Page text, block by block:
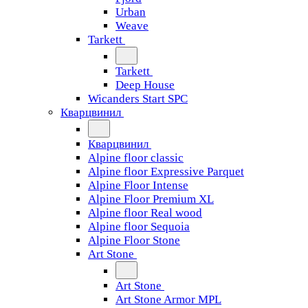
Urban
Weave
Tarkett
Tarkett
Deep House
Wicanders Start SPC
Кварцвинил
Кварцвинил
Alpine floor classic
Alpine floor Expressive Parquet
Alpine Floor Intense
Alpine Floor Premium XL
Alpine floor Real wood
Alpine floor Sequoia
Alpine Floor Stone
Art Stone
Art Stone
Art Stone Armor MPL